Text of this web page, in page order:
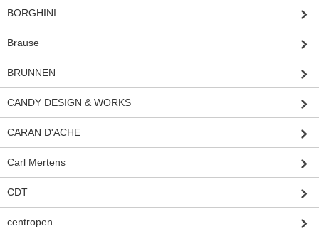
BORGHINI
Brause
BRUNNEN
CANDY DESIGN & WORKS
CARAN D'ACHE
Carl Mertens
CDT
centropen